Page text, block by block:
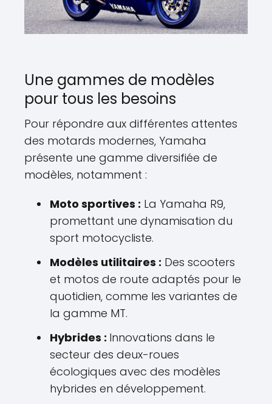
Une gammes de modèles
pour tous les besoins
Pour répondre aux différentes attentes
des motards modernes, Yamaha
présente une gamme diversifiée de
modèles, notamment :
Moto sportives : La Yamaha R9,
promettant une dynamisation du
sport motocycliste.
Modèles utilitaires : Des scooters
et motos de route adaptés pour le
quotidien, comme les variantes de
la gamme MT.
Hybrides : Innovations dans le
secteur des deux-roues
écologiques avec des modèles
hybrides en développement.